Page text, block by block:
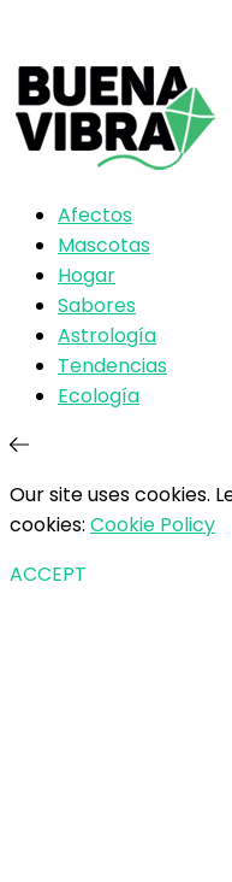
Afectos
Mascotas
Hogar
Sabores
Astrología
Tendencias
Ecología
Our site uses cookies.
cookies: Cookie Policy
ACCEPT